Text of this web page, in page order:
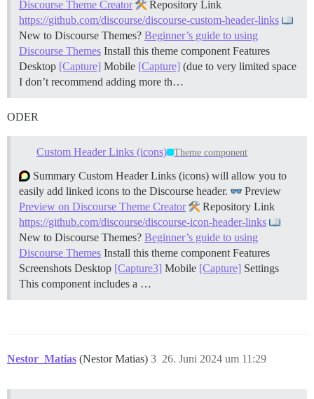
Discourse Theme Creator
Repository Link
https://github.com/discourse/discourse-custom-header-links
New to Discourse Themes? Beginner’s guide to using
Discourse Themes Install this theme component Features
Desktop [Capture] Mobile [Capture] (due to very limited space
I don’t recommend adding more th…
ODER
Custom Header Links (icons) Theme component
Summary Custom Header Links (icons) will allow you to
easily add linked icons to the Discourse header.
Preview
Preview on Discourse Theme Creator
Repository Link
https://github.com/discourse/discourse-icon-header-links
New to Discourse Themes? Beginner’s guide to using
Discourse Themes Install this theme component Features
Screenshots Desktop [Capture3] Mobile [Capture] Settings
This component includes a …
Nestor_Matias (Nestor Matias) 26. Juni 2024 um 11:29
3